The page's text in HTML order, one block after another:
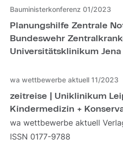
Bauministerkonferenz 01/2023
Planungshilfe Zentrale
Bundeswehr
Universitätsklinikum Jena
wa wettbewerbe aktuell 11/2023
zeitreise | Uniklinikum
Kindermedizin +
wa wettbewerbe aktuell
ISSN 0177-9788